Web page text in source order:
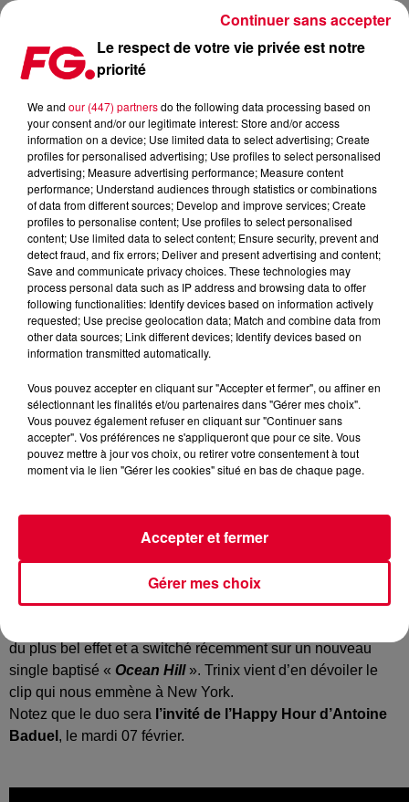
TRINIX, LE CLIP D’OCEAN HILL
Publié : 6 février 2017 à 11h13 par La rédaction
Imaginez le programme spatial Séti qui, aux Etats-Unis,
extraterrestres… Eh bien, à RadioFG, on a le même scanner
mais pour dénicher les nouveaux talents de l’électro !
Et les aiguilles se sont agitées à l’écoute du «Raining Day
du plus bel effet et a switché récemment sur un nouveau
single baptisé « Ocean Hill». Trinix vient d’en dévoiler le
clip qui nous emmène à New York.
Notez que le duo sera l’invité de l’Happy Hour d’Antoine
Baduel , le mardi 07 février.
Le respect de votre vie privée est notre
priorité
We and our (447) partnersdo the following data processing based on
your consent and/or our legitimate interest: Store and/or access
information on a device; Use limited data to select advertising; Create
profiles for personalised advertising; Use profiles to select personalised
advertising; Measure advertising performance; Measure content
performance; Understand audiences through statistics or combinations
of data from different sources; Develop and improve services; Create
profiles to personalise content; Use profiles to select personalised
content; Use limited data to select content; Ensure security, prevent and
detect fraud, and fix errors; Deliver and present advertising and content;
Save and communicate privacy choices. These technologies may
process personal data such as IP address and browsing data to offer
following functionalities: Identify devices based on information actively
requested; Use precise geolocation data; Match and combine data from
other data sources; Link different devices; Identify devices based on
information transmitted automatically.
Vous pouvez accepter en cliquant sur "Accepter et fermer", ou affiner en
sélectionnant les finalités et/ou partenaires dans "Gérer mes choix".
Vous pouvez également refuser en cliquant sur "Continuer sans
accepter". Vos préférences ne s'appliqueront que pour ce site. Vous
pouvez mettre à jour vos choix, ou retirer votre consentement à tout
moment via le lien "Gérer les cookies" situé en bas de chaque page.
Gérer mes choix
Accepter et fermer
Continuer sans accepter